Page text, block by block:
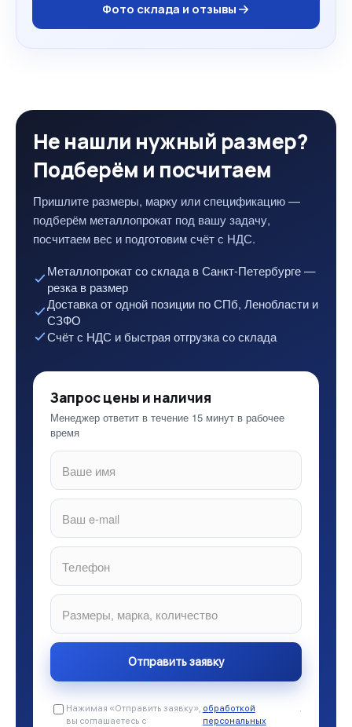
Фото склада и отзывы
Не нашли нужный размер?
Подберём и посчитаем
Пришлите размеры, марку или спецификацию —
подберём металлопрокат под вашу задачу,
посчитаем вес и подготовим счёт с НДС.
Металлопрокат со склада в Санкт-Петербурге —
резка в размер
Доставка от одной позиции по СПб, Ленобласти и
СЗФО
Счёт с НДС и быстрая отгрузка со склада
Запрос цены и наличия
Менеджер ответит в течение 15 минут в рабочее
время
Нажимая «Отправить заявку»,
вы соглашаетесь с
обработкой
персональных
.